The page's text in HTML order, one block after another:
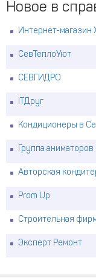
Новое в
Интернет-магазин
СевТеплоУют
СЕВГИДРО
ITДруг
Кондиционеры в
Группа
Авторская
Prom Up
Строительная
Эксперт Ремонт